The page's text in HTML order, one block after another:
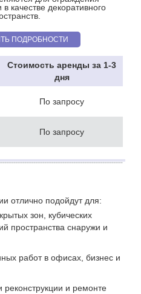
качестве декоративного
ПОДРОБНОСТИ
Стоимость аренды за 1-3
дня
По запросу
По запросу
отлично подойдут для:
зон, кубических
пространства снаружи и
работ в офисах, бизнес и
и ремонте